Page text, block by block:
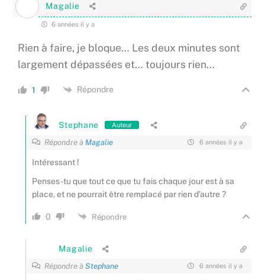
Magalie
6 années il y a
Rien à faire, je bloque… Les deux minutes sont
largement dépassées et… toujours rien…
1 Répondre
Stephane Auteur
Répondre à Magalie 6 années il y a
Intéressant !
Penses-tu que tout ce que tu fais chaque jour est à sa
place, et ne pourrait être remplacé par rien d’autre ?
0 Répondre
Magalie
Répondre àStephane 6 années il y a